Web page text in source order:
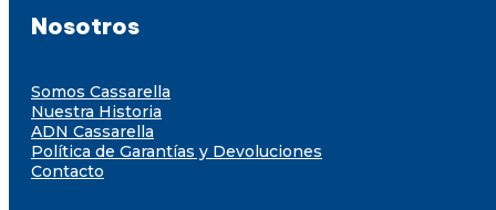
Nosotros
Somos Cassarella
Nuestra Historia
ADN Cassarella
Política de Garantías y Devoluciones
Contacto